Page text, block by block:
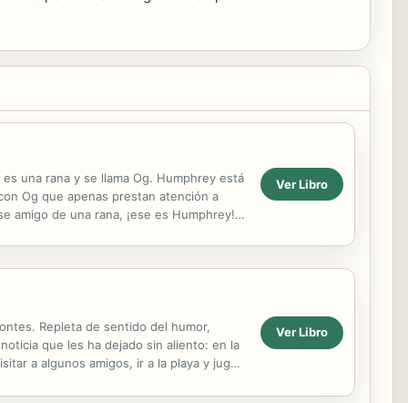
una rana y se llama Og. Humphrey está
Og que apenas prestan atención a
amigo de una rana, ¡ese es Humphrey!
Ver Libro
Repleta de sentido del humor,
que les ha dejado sin aliento: en la
a algunos amigos, ir a la playa y jugar.
Ver Libro